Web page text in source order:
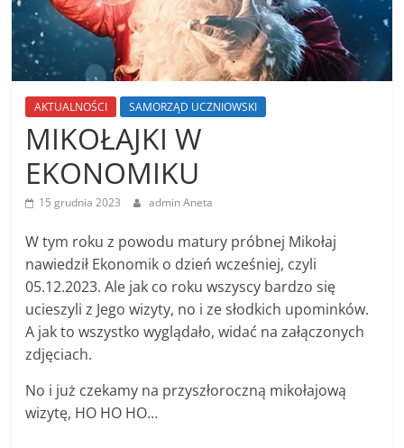
AKTUALNOŚCI SAMORZĄD UCZNIOWSKI
MIKOŁAJKI W
EKONOMIKU
15 grudnia 2023 admin Aneta
W tym roku z powodu matury próbnej Mikołaj
nawiedził Ekonomik o dzień wcześniej, czyli
05.12.2023. Ale jak co roku wszyscy bardzo się
ucieszyli z Jego wizyty, no i ze słodkich upominków.
A jak to wszystko wyglądało, widać na załączonych
zdjęciach.
No i już czekamy na przyszłoroczną mikołajową
wizytę, HO HO HO…